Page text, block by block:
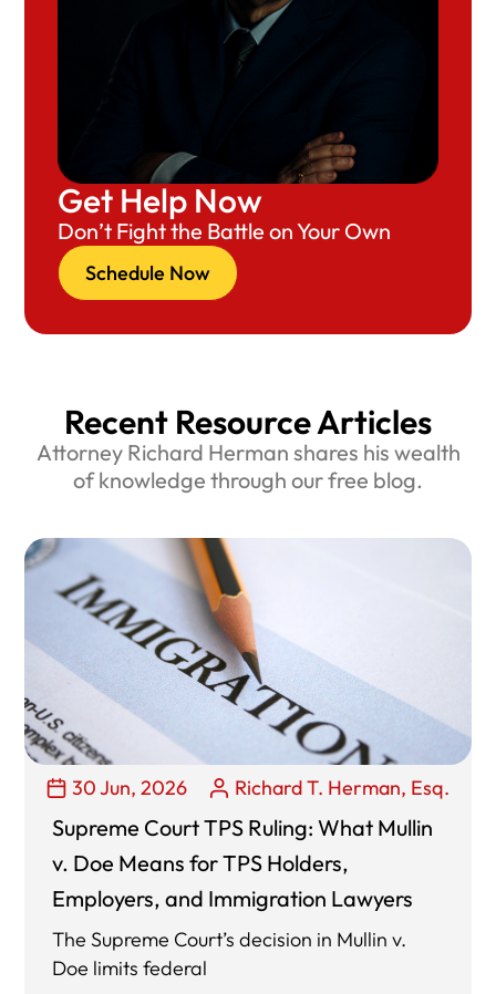
Get Help Now
Don’t Fight the Battle on Your Own
Schedule Now
Recent Resource Articles
Attorney Richard Herman shares his wealth
of knowledge through our free blog.
30 Jun, 2026 Richard T. Herman, Esq.
Supreme Court TPS Ruling: What Mullin
v. Doe Means for TPS Holders,
Employers, and Immigration Lawyers
The Supreme Court’s decision in Mullin v.
Doe limits federal